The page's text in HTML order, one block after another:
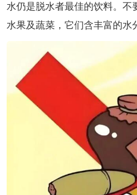
水仍是脱水者最佳的饮料。
水果及蔬菜，它们含丰富的水